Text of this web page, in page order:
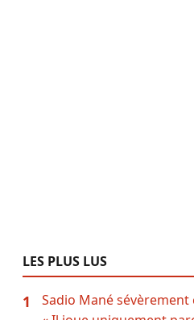
LES PLUS LUS
1
Sadio Mané